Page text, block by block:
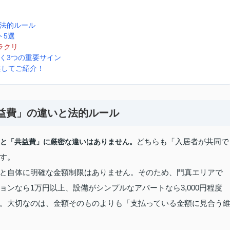
的ルール
5選
クリ
3つの重要サイン
てご紹介！
費」の違いと法的ルール
「共益費」に厳密な違いはありません。
どちらも「入居者が共同で
。
自体に明確な金額制限はありません。そのため、門真エリアで
ンなら1万円以上、設備がシンプルなアパートなら3,000円程度
大切なのは、金額そのものよりも「支払っている金額に見合う維